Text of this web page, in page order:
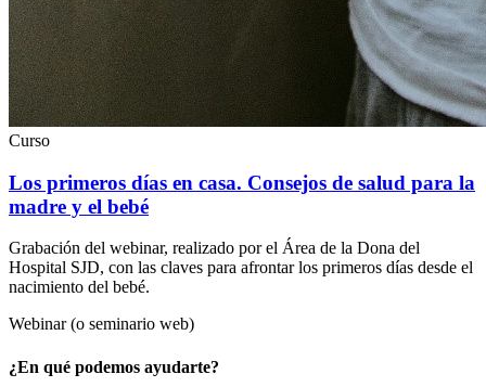
Curso
Los primeros días en casa. Consejos de salud para la
madre y el bebé
Grabación del webinar, realizado por el Área de la Dona del
Hospital SJD, con las claves para afrontar los primeros días desde el
nacimiento del bebé.
Webinar (o seminario web)
¿En qué podemos ayudarte?